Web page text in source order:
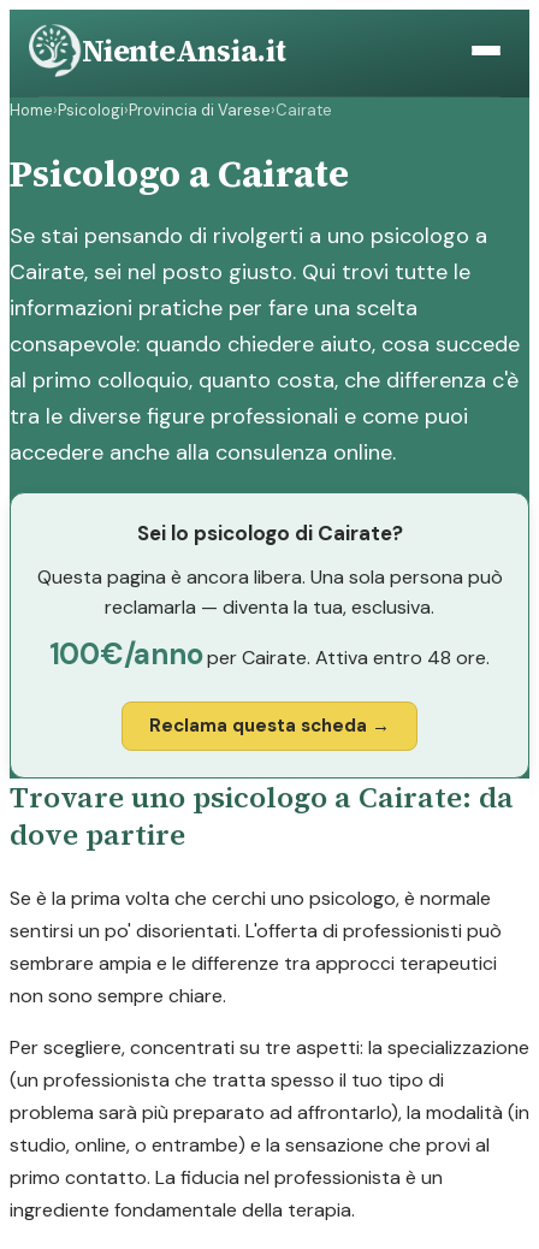
Vai
contenuto
NienteAnsia.it
Home›Psicologi›Provincia di Varese›Cairate
Psicologo a Cairate
Se stai pensando di rivolgerti a uno psicologo a
Cairate, sei nel posto giusto. Qui trovi tutte le
informazioni pratiche per fare una scelta
consapevole: quando chiedere aiuto, cosa succede
al primo colloquio, quanto costa, che differenza c'è
tra le diverse figure professionali e come puoi
accedere anche alla consulenza online.
Sei lo psicologo di Cairate?
Questa pagina è ancora libera. Una sola persona può
reclamarla — diventa la tua, esclusiva.
100€/annoper Cairate. Attiva entro 48 ore.
Reclama questa scheda →
Trovare uno psicologo a Cairate: da
dove partire
Se è la prima volta che cerchi uno psicologo, è normale
sentirsi un po' disorientati. L'offerta di professionisti può
sembrare ampia e le differenze tra approcci terapeutici
non sono sempre chiare.
Per scegliere, concentrati su tre aspetti: la specializzazione
(un professionista che tratta spesso il tuo tipo di
problema sarà più preparato ad affrontarlo), la modalità (in
studio, online, o entrambe) e la sensazione che provi al
primo contatto. La fiducia nel professionista è un
ingrediente fondamentale della terapia.